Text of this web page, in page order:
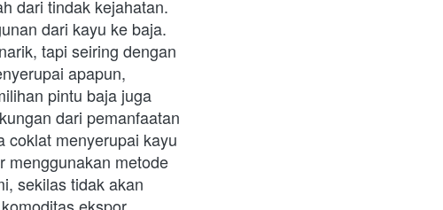
dari tindak kejahatan.
dari kayu ke baja.
tapi seiring dengan
apapun,
pintu baja juga
dari pemanfaatan
coklat menyerupai kayu
menggunakan metode
sekilas tidak akan
ekspor